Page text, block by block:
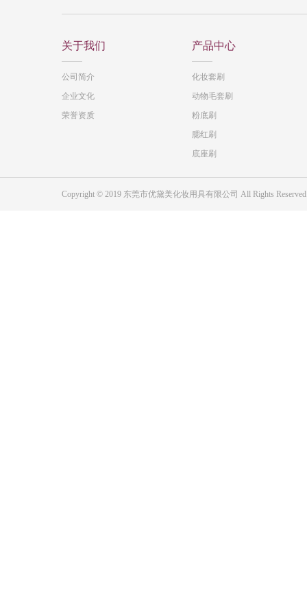
关于我们
公司简介
企业文化
荣誉资质
产品中心
化妆套刷
动物毛套刷
粉底刷
腮红刷
底座刷
Copyright © 2019 东莞市优黛美化妆用具有限公司 All Rights